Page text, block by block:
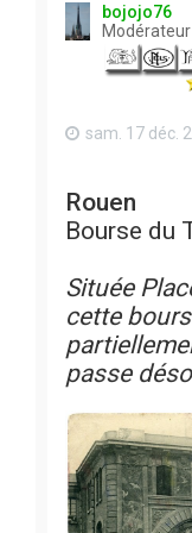
bojojo76
Modérateur
sam. 17 déc.
Rouen
Bourse du
Située
cette
passe